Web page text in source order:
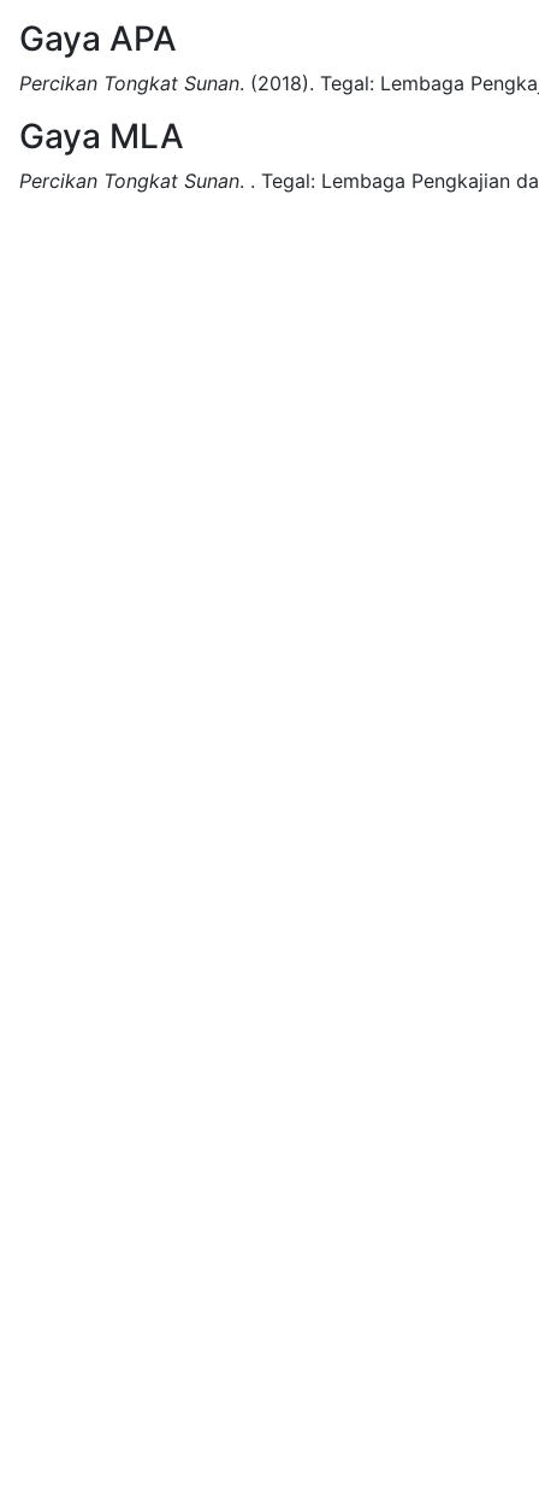
Gaya APA
Percikan Tongkat Sunan. (2018). Tegal: Lembaga
Gaya MLA
Percikan Tongkat Sunan. . Tegal: Lembaga Pengkajian